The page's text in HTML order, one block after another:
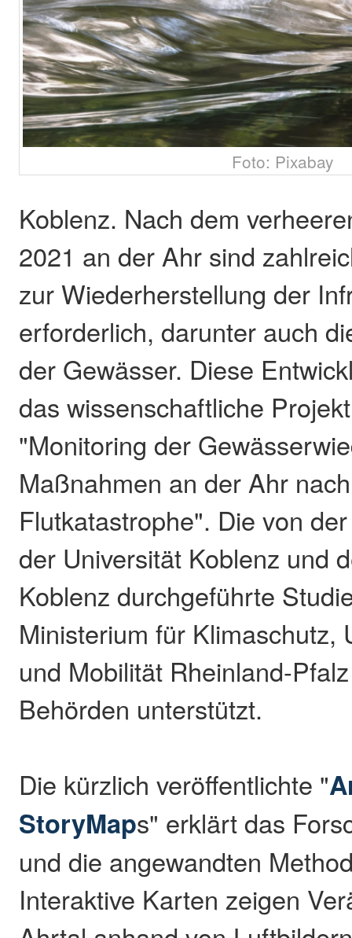
Foto: Pixabay
Koblenz. Nach dem
2021 an der Ahr sind
zur Wiederherstellung der
erforderlich, darunter auch
der Gewässer. Diese
das wissenschaftliche
"Monitoring der
Maßnahmen an der Ahr
Flutkatastrophe". Die von
der Universität Koblenz und
Koblenz durchgeführte
Ministerium für Klimaschutz,
und Mobilität Rheinland-
Behörden unterstützt.
Die kürzlich veröffentlichte "
StoryMaps" erklärt das
und die angewandten
Interaktive Karten zeigen